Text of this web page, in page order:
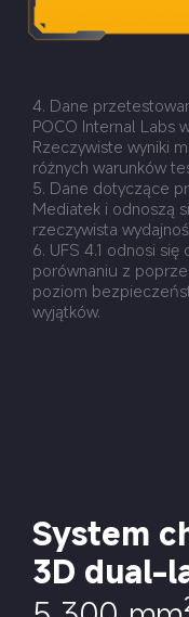
4. Dane
POCO Internal Labs
Rzeczywiste wyniki
różnych warunków
5. Dane dotyczące
Mediatek i odnoszą
rzeczywista
6. UFS 4.1 odnosi
porównaniu z
poziom
wyjątków.
System
3D dual-